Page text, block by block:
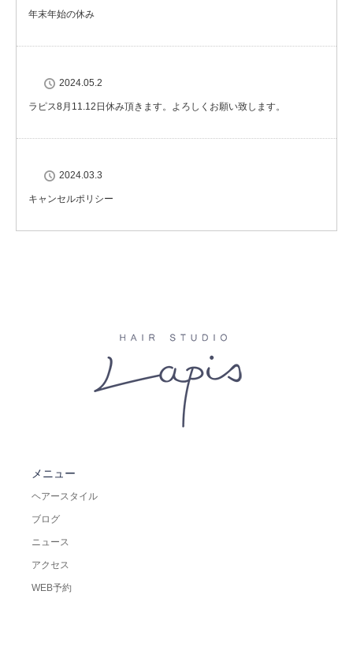
年末年始の休み
2024.05.2
ラピス8月11.12日休み頂きます。よろしくお願い致します。
2024.03.3
キャンセルポリシー
メニュー
ヘアースタイル
ブログ
ニュース
アクセス
WEB予約